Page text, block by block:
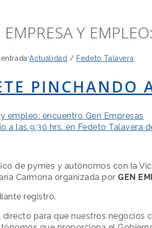
Y
Actualidad / Fedeto Talavera
PINCHANDO
empleo: encuentro Gen Empresas
a las 9:30 hrs. en Fedeto Talavera
de pymes y autónomos con la
Carmona organizada por GEN
registro.
directo para que nuestros negocios